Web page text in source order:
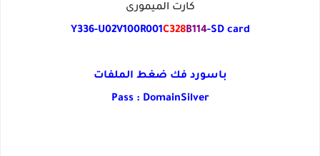
كارت الميمورى
Y336-U02V100R001C328B114-SD card
باسورد فك ضغط الملفات
Pass : DomainSilver